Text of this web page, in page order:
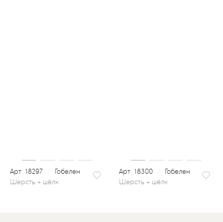
18297 Гобелен 18300
Гобелен
шерсть + шёлк